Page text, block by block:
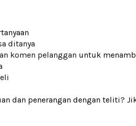
ditanya
komen pelanggan untuk
dan penerangan dengan teliti?